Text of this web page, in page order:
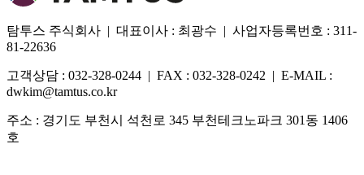
탐투스 주식회사 | 대표이사 : 최광수 | 사업자등록번호 : 311-
81-22636
고객상담 : 032-328-0244 | FAX : 032-328-0242 | E-MAIL :
dwkim@tamtus.co.kr
주소 : 경기도 부천시 석천로 345 부천테크노파크 301동 1406
호